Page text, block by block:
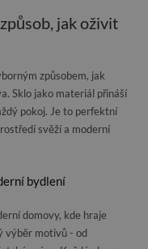
jak oživit
způsobem, jak
Sklo jako materiál přináší
pokoj. Je to perfektní
svěží a moderní
bydlení
domovy, kde hraje
výběr motivů - od